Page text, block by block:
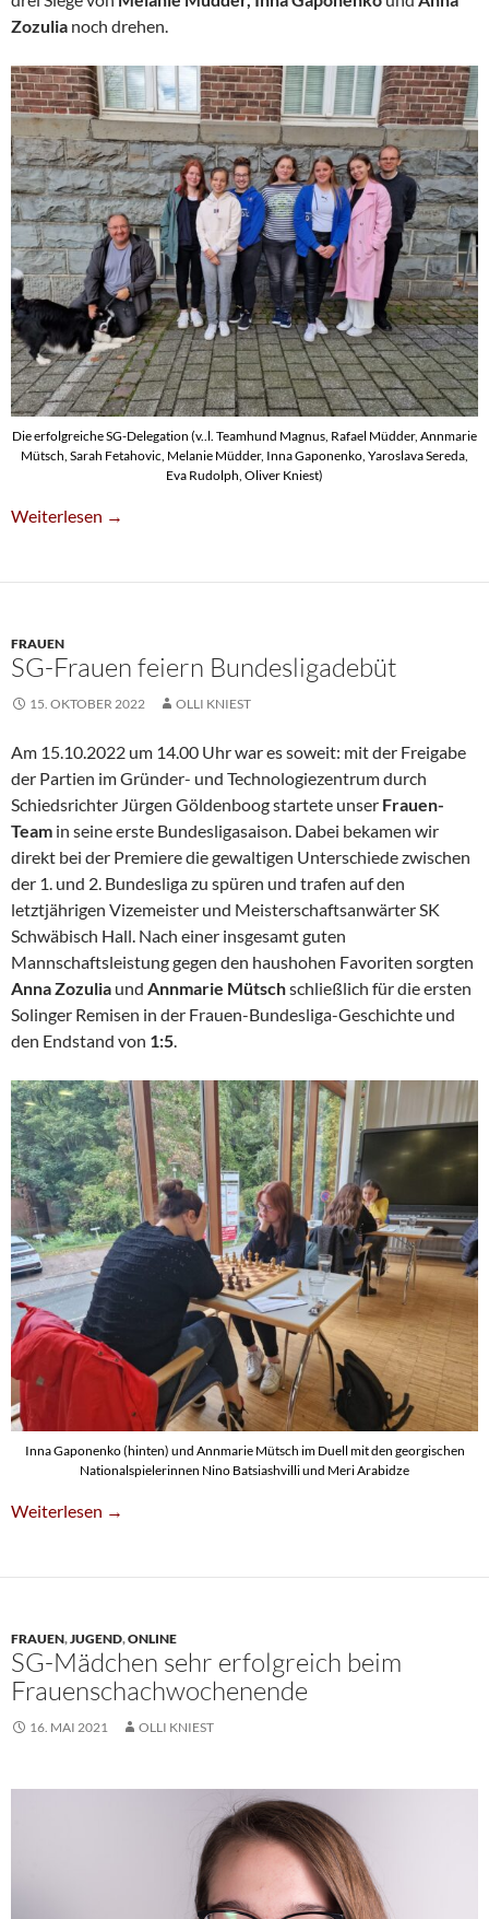
Zozulia noch drehen.
Die erfolgreiche SG-Delegation (v..l. Teamhund Magnus, Rafael Müdder, Annmarie
Mütsch, Sarah Fetahovic, Melanie Müdder, Inna Gaponenko, Yaroslava Sereda,
Eva Rudolph, Oliver Kniest)
Erster Sieg In Frauen-Bundesliga
Weiterlesen →
FRAUEN
SG-Frauen feiern Bundesligadebüt
15. OKTOBER 2022 OLLI KNIEST
Am 15.10.2022 um 14.00 Uhr war es soweit: mit der Freigabe
der Partien im Gründer- und Technologiezentrum durch
Schiedsrichter Jürgen Göldenboog startete unser Frauen-
Team in seine erste Bundesligasaison. Dabei bekamen wir
direkt bei der Premiere die gewaltigen Unterschiede zwischen
der 1. und 2. Bundesliga zu spüren und trafen auf den
letztjährigen Vizemeister und Meisterschaftsanwärter SK
Schwäbisch Hall. Nach einer insgesamt guten
Mannschaftsleistung gegen den haushohen Favoriten sorgten
Anna Zozulia und Annmarie Mütschschließlich für die ersten
Solinger Remisen in der Frauen-Bundesliga-Geschichte und
den Endstand von 1:5.
Inna Gaponenko (hinten) und Annmarie Mütsch im Duell mit den georgischen
Nationalspielerinnen Nino Batsiashvilli und Meri Arabidze
SG-Frauen Feiern Bundesligadebüt
Weiterlesen →
FRAUEN,JUGEND,ONLINE
SG-Mädchen sehr erfolgreich beim
Frauenschachwochenende
16. MAI 2021 OLLI KNIEST